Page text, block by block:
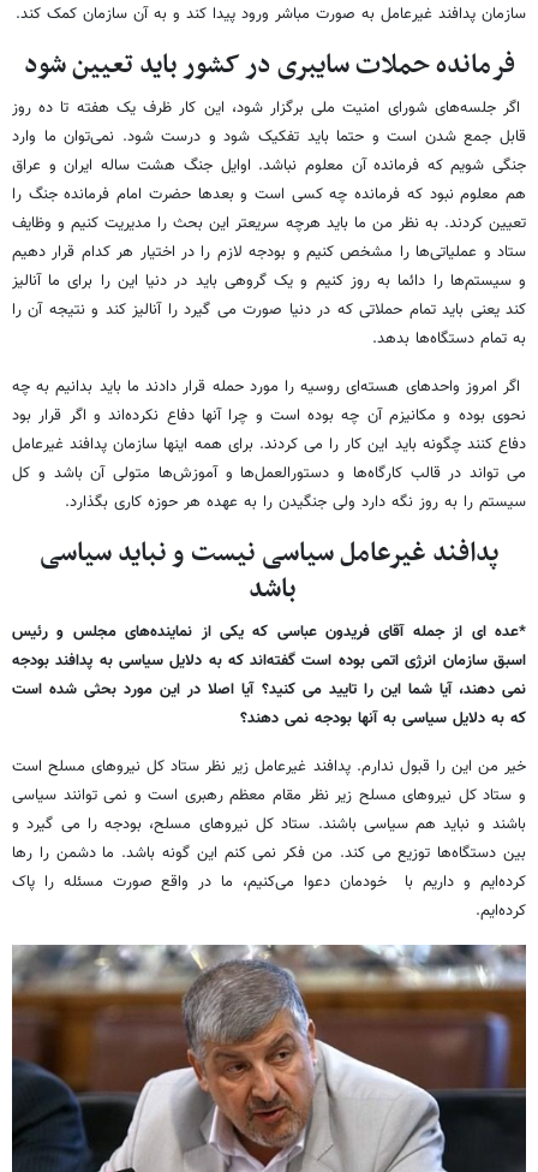
سازمان پدافند غیرعامل به صورت مباشر ورود پیدا کند و به آن سازمان کمک کند.
فرمانده حملات سایبری در کشور باید تعیین شود
اگر جلسه‌های شورای امنیت ملی برگزار شود، این کار ظرف یک هفته تا ده روز
قابل جمع شدن است و حتما باید تفکیک شود و درست شود. نمی‌توان ما وارد
جنگی شویم که فرمانده آن معلوم نباشد. اوایل جنگ هشت ساله ایران و عراق
هم معلوم نبود که فرمانده چه کسی است و بعدها حضرت امام فرمانده جنگ را
تعیین کردند. به نظر من ما باید هرچه سریعتر این بحث را مدیریت کنیم و وظایف
ستاد و عملیاتی‌ها را مشخص کنیم و بودجه لازم را در اختیار هر کدام قرار دهیم
و سیستم‌ها را دائما به روز کنیم و یک گروهی باید در دنیا این را برای ما آنالیز
کند یعنی باید تمام حملاتی که در دنیا صورت می گیرد را آنالیز کند و نتیجه آن را
به تمام دستگاه‌ها بدهد.
اگر امروز واحدهای هسته‌ای روسیه را مورد حمله قرار دادند ما باید بدانیم به چه
نحوی بوده و مکانیزم آن چه بوده است و چرا آنها دفاع نکرده‌اند و اگر قرار بود
دفاع کنند چگونه باید این کار را می کردند. برای همه اینها سازمان پدافند غیرعامل
می تواند در قالب کارگاه‌ها و دستورالعمل‌ها و آموزش‌ها متولی آن باشد و کل
سیستم را به روز نگه دارد ولی جنگیدن را به عهده هر حوزه کاری بگذارد.
پدافند غیرعامل سیاسی نیست و نباید سیاسی
باشد
*عده ای از جمله آقای فریدون عباسی که یکی از نماینده‌های مجلس و رئیس
اسبق سازمان انرژی اتمی بوده است گفته‌اند که به دلایل سیاسی به پدافند بودجه
نمی دهند، آیا شما این را تایید می کنید؟ آیا اصلا در این مورد بحثی شده است
که به دلایل سیاسی به آنها بودجه نمی دهند؟
خیر من این را قبول ندارم. پدافند غیرعامل زیر نظر ستاد کل نیروهای مسلح است
و ستاد کل نیروهای مسلح زیر نظر مقام معظم رهبری است و نمی توانند سیاسی
باشند و نباید هم سیاسی باشند. ستاد کل نیروهای مسلح، بودجه را می گیرد و
بین دستگاه‌ها توزیع می کند. من فکر نمی کنم این گونه باشد. ما دشمن را رها
کرده‌ایم و داریم با خودمان دعوا می‌کنیم، ما در واقع صورت مسئله را پاک
کرده‌ایم.